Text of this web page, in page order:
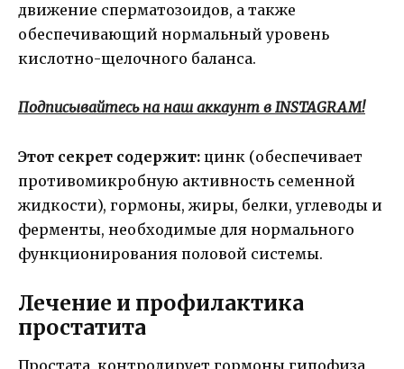
движение сперматозоидов, а также
обеспечивающий нормальный уровень
кислотно-щелочного баланса.
Подписывайтесь на наш аккаунт в INSTAGRAM!
Этот секрет содержит: цинк (обеспечивает
противомикробную активность семенной
жидкости), гормоны, жиры, белки, углеводы и
ферменты, необходимые для нормального
функционирования половой системы.
Лечение и профилактика
простатита
Простата контролирует гормоны гипофиза,